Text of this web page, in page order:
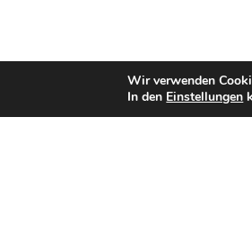
Wir verwenden
In den Einstellungen